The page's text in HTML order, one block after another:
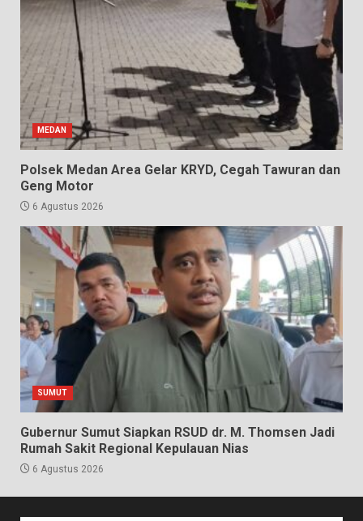
MEDAN
Polsek Medan Area Gelar KRYD, Cegah Tawuran dan
Geng Motor
6 Agustus 2026
SUMUT
Gubernur Sumut Siapkan RSUD dr. M. Thomsen Jadi
Rumah Sakit Regional Kepulauan Nias
6 Agustus 2026